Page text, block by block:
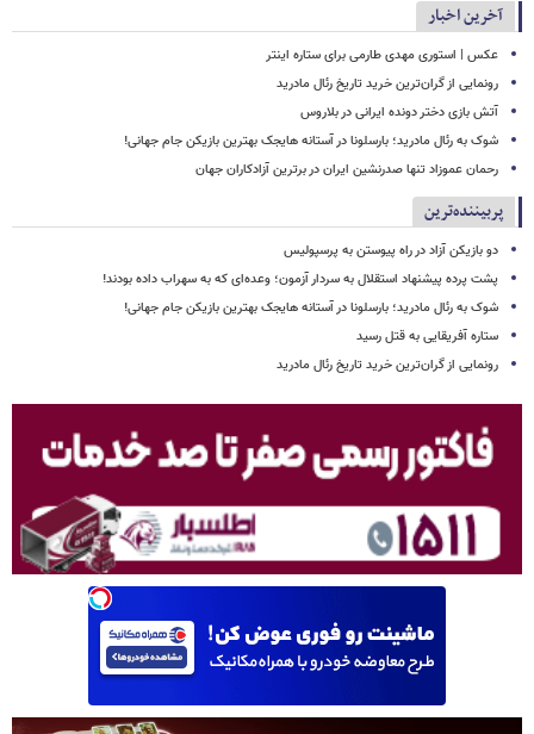
آخرین اخبار
عکس | استوری مهدی طارمی برای ستاره اینتر
رونمایی از گران‌ترین خرید تاریخ رئال مادرید
آتش بازی دختر دونده ایرانی در بلاروس
شوک به رئال مادرید؛ بارسلونا در آستانه هایجک بهترین بازیکن جام جهانی!
رحمان عموزاد تنها صدرنشین ایران در برترین آزادکاران جهان
پربیننده‌ترین
دو بازیکن آزاد در راه پیوستن به پرسپولیس
پشت پرده پیشنهاد استقلال به سردار آزمون؛ وعده‌ای که به سهراب داده بودند!
شوک به رئال مادرید؛ بارسلونا در آستانه هایجک بهترین بازیکن جام جهانی!
ستاره آفریقایی به قتل رسید
رونمایی از گران‌ترین خرید تاریخ رئال مادرید